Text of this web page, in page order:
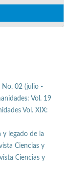
No. 02 (julio -
Vol. 19
Vol. XIX:
y legado de la
Ciencias y
Ciencias y